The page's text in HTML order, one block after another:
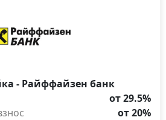
- Райффайзен банк
от 29.5%
от 20%